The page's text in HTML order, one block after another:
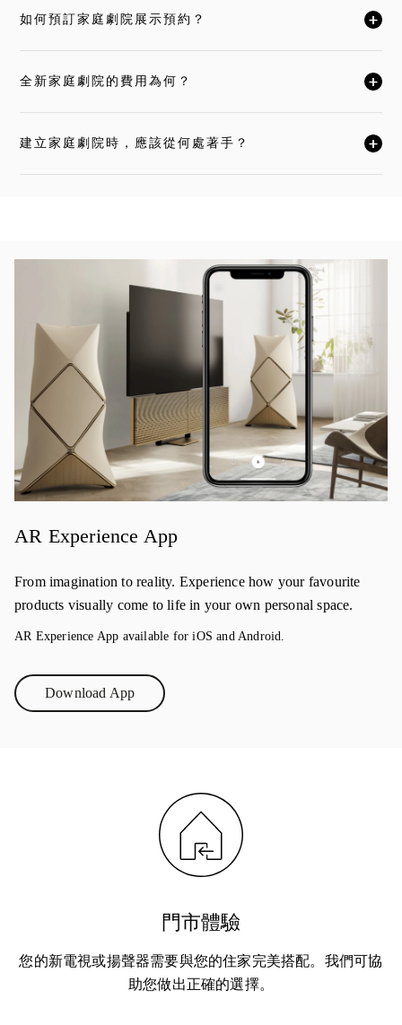
如何預訂家庭劇院展示預約？
按一下後可展開描述內容並繼續閱讀
全新家庭劇院的費用為何？
按一下後可展開描述內容並繼續閱讀
建立家庭劇院時，應該從何處著手？
按一下後可展開描述內容並繼續閱讀
AR Experience App
From imagination to reality. Experience how your favourite
products visually come to life in your own personal space.
AR Experience App available for iOS and Android.
Download AppLink Opens in New Tab
門市體驗
您的新電視或揚聲器需要與您的住家完美搭配。我們可協
助您做出正確的選擇。